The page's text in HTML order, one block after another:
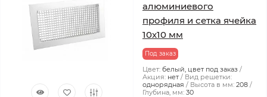
алюминиевого
профиля и сетка ячейка
10x10 мм
Под заказ
Цвет: белый, цвет под заказ
Акция: нет
Вид решетки:
однорядная
Высота в мм: 208
Глубина, мм: 30